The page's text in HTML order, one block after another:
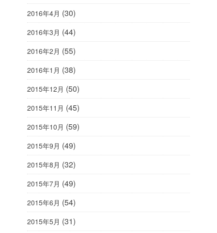
2016年4月 (30)
2016年3月 (44)
2016年2月 (55)
2016年1月 (38)
2015年12月 (50)
2015年11月 (45)
2015年10月 (59)
2015年9月 (49)
2015年8月 (32)
2015年7月 (49)
2015年6月 (54)
2015年5月 (31)